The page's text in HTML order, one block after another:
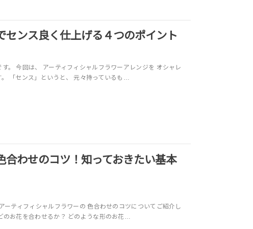
センス良く仕上げる４つのポイント
。 今回は、 アーティフィシャルフラワーアレンジを オシャレ
「センス」というと、 元々持っているも…
合わせのコツ！知っておきたい基本
ティフィシャルフラワーの 色合わせのコツについてご紹介し
お花を合わせるか？ どのような形のお花…